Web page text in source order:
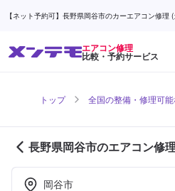
【ネット予約可】長野県岡谷市のカーエアコン修理
エアコン修理
比較・予約サービス
トップ 全国の整備・修理可
長野県岡谷市のエアコン修
店舗紹介 (1ページ目)
岡谷市